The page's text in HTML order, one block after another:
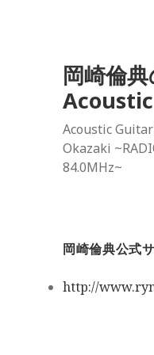
岡崎倫
Acoustic
Okazaki
84.0MHz~
岡崎倫典公式
http://